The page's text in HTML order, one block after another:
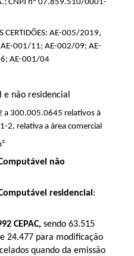
CNPJ nº 07.859.510/0001-
CERTIDÕES: AE-005/2019,
001/11; AE-002/09; AE-
AE-001/04
e não residencial
a 300.005.0645 relativos à
2, relativa a área comercial
não
residencial :
CEPAC, sendo 63.515
24.477 para modificação
quando da emissão